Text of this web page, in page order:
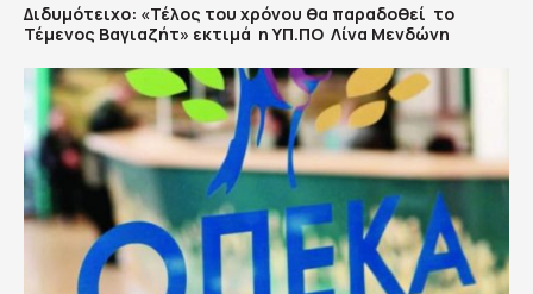
Διδυμότειχο: «Τέλος του χρόνου θα παραδοθεί το
Τέμενος Βαγιαζήτ» εκτιμά η ΥΠ.ΠΟ Λίνα Μενδώνη